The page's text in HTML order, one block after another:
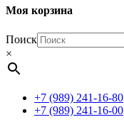
Моя корзина
Поиск
×
+7 (989) 241-16-80
+7 (989) 241-16-00